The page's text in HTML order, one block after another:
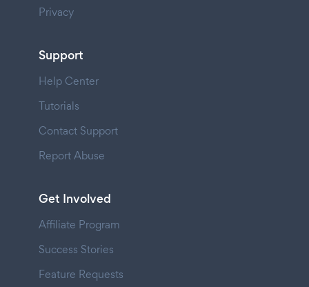
Privacy
Support
Help Center
Tutorials
Contact Support
Report Abuse
Get Involved
Affiliate Program
Success Stories
Feature Requests